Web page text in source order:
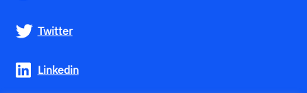
Twitter
Linkedin